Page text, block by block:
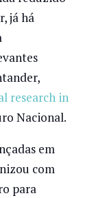
já há
research in
Nacional.
em
com
para